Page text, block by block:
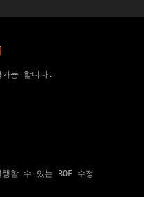
능 합니다.
할 수 있는 BOF 수정